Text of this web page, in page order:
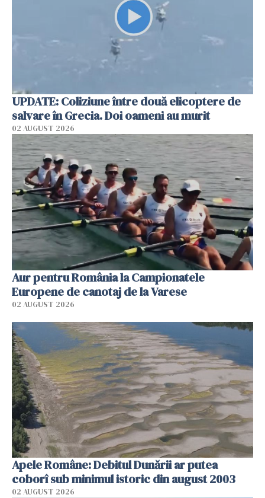
UPDATE: Coliziune între două elicoptere de
salvare în Grecia. Doi oameni au murit
02 AUGUST 2026
Aur pentru România la Campionatele
Europene de canotaj de la Varese
02 AUGUST 2026
Apele Române: Debitul Dunării ar putea
coborî sub minimul istoric din august 2003
02 AUGUST 2026